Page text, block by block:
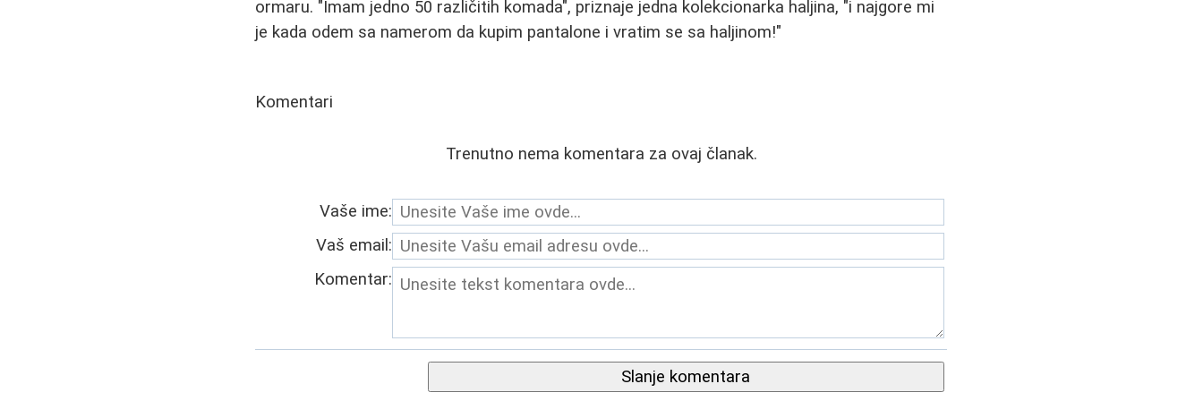
ormaru. "Imam jedno 50 različitih komada", priznaje jedna kolekcionarka haljina, "i najgore mi
je kada odem sa namerom da kupim pantalone i vratim se sa haljinom!"
Komentari
Trenutno nema komentara za ovaj članak.
Vaše ime:
Vaš email:
Komentar:
Slanje komentara